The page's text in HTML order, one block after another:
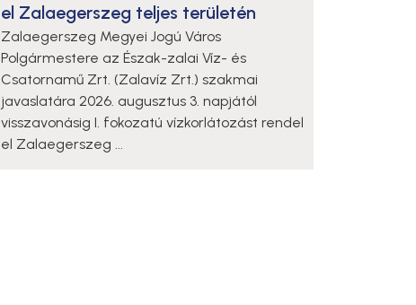
el Zalaegerszeg teljes területén
Zalaegerszeg Megyei Jogú Város
Polgármestere az Észak-zalai Víz- és
Csatornamű Zrt. (Zalavíz Zrt.) szakmai
javaslatára 2026. augusztus 3. napjától
visszavonásig I. fokozatú vízkorlátozást rendel
el Zalaegerszeg ...